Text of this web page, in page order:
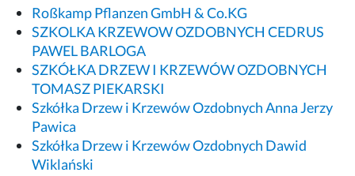
Roßkamp Pflanzen GmbH & Co.KG
SZKOLKA KRZEWOW OZDOBNYCH CEDRUS
PAWEL BARLOGA
SZKÓŁKA DRZEW I KRZEWÓW OZDOBNYCH
TOMASZ PIEKARSKI
Szkółka Drzew i Krzewów Ozdobnych Anna Jerzy
Pawica
Szkółka Drzew i Krzewów Ozdobnych Dawid
Wiklański